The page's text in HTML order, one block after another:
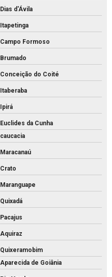
Dias d'Ávila
Itapetinga
Campo Formoso
Brumado
Conceição do Coité
Itaberaba
Ipirá
Euclides da Cunha
caucacia
Maracanaú
Crato
Maranguape
Quixadá
Pacajus
Aquiraz
Quixeramobim
Aparecida de Goiânia